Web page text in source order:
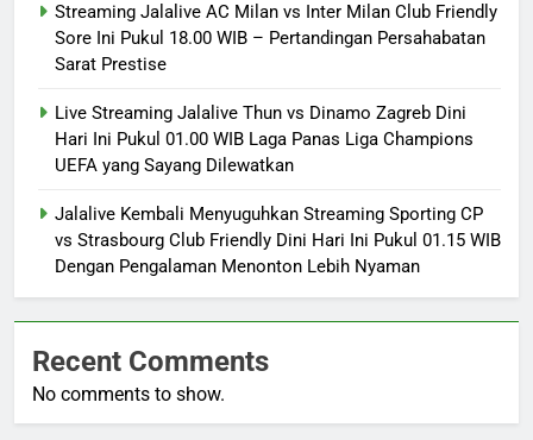
Streaming Jalalive AC Milan vs Inter Milan Club Friendly
Sore Ini Pukul 18.00 WIB – Pertandingan Persahabatan
Sarat Prestise
Live Streaming Jalalive Thun vs Dinamo Zagreb Dini
Hari Ini Pukul 01.00 WIB Laga Panas Liga Champions
UEFA yang Sayang Dilewatkan
Jalalive Kembali Menyuguhkan Streaming Sporting CP
vs Strasbourg Club Friendly Dini Hari Ini Pukul 01.15 WIB
Dengan Pengalaman Menonton Lebih Nyaman
Recent Comments
No comments to show.